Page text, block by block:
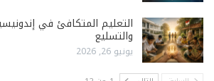
التعليم المتكافئ في
والتسليع
يونيو 26, 2026